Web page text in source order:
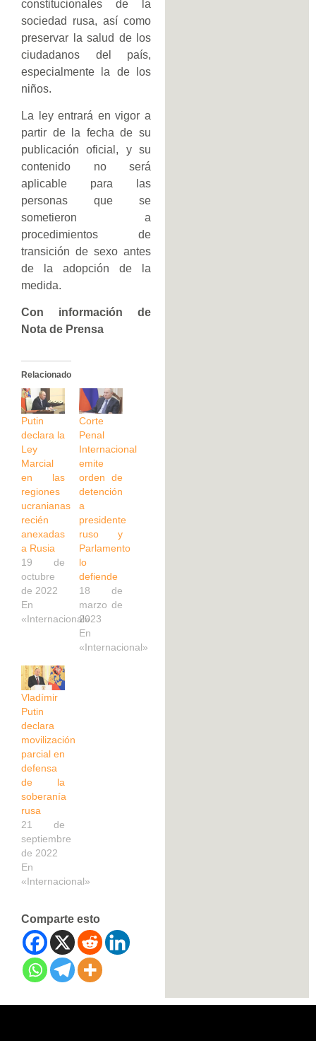
constitucionales de la
sociedad rusa, así como
preservar la salud de los
ciudadanos del país,
especialmente la de los
niños.
La ley entrará en vigor a
partir de la fecha de su
publicación oficial, y su
contenido no será
aplicable para las
personas que se
sometieron a
procedimientos de
transición de sexo antes
de la adopción de la
medida.
Con información de
Nota de Prensa
Relacionado
Putin
declara la
Ley
Marcial
en las
regiones
ucranianas
recién
anexadas
a Rusia
19 de
octubre
de 2022
En
«Internacional»
Corte
Penal
Internacional
emite
orden de
detención
a
presidente
ruso y
Parlamento
lo
defiende
18 de
marzo de
2023
En
«Internacional»
Vladímir
Putin
declara
movilización
parcial en
defensa
de la
soberanía
rusa
21 de
septiembre
de 2022
En
«Internacional»
Comparte esto